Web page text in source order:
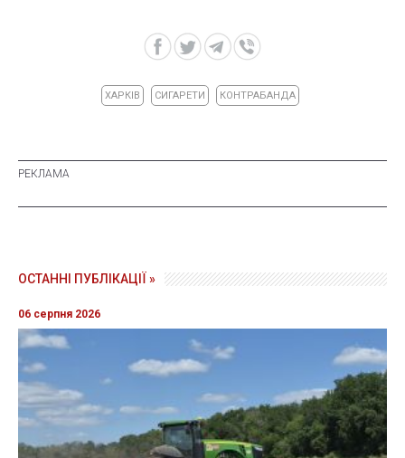
ХАРКІВ СИГАРЕТИ КОНТРАБАНДА
ОСТАННІ ПУБЛІКАЦІЇ »
06 серпня 2026